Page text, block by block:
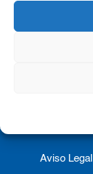
Aviso Legal